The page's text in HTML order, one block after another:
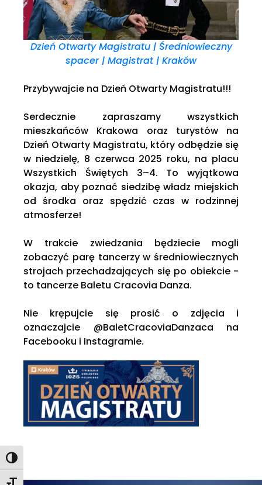
Toggle High Contrast
Dzień Otwarty Magistratu | Średniowieczny
spacer | Magistrat | Kraków
Przybywajcie na Dzień Otwarty Magistratu!!!
Serdecznie zapraszamy wszystkich
mieszkańców Krakowa oraz turystów na
Dzień Otwarty Magistratu, który odbędzie się
w niedzielę, 8 czerwca 2025 roku, na placu
Wszystkich Świętych 3–4. To wyjątkowa
okazja, aby poznać siedzibę władz miejskich
od środka oraz spędzić czas w rodzinnej
atmosferze!
W trakcie zwiedzania będziecie mogli
zobaczyć parę tancerzy w średniowiecznych
strojach przechadzających się po obiekcie -
to tancerze Baletu Cracovia Danza.
Nie krępujcie się prosić o zdjęcia i
oznaczajcie @BaletCracoviaDanzaca na
Facebooku i Instagramie.